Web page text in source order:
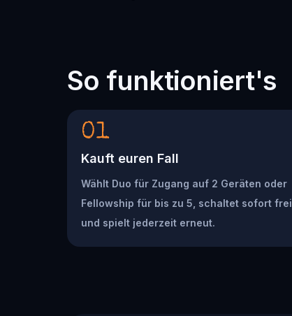
So funktioniert's
01
Kauft euren Fall
Wählt Duo für Zugang auf 2 Geräten oder
Fellowship für bis zu 5, schaltet sofort frei
und spielt jederzeit erneut.